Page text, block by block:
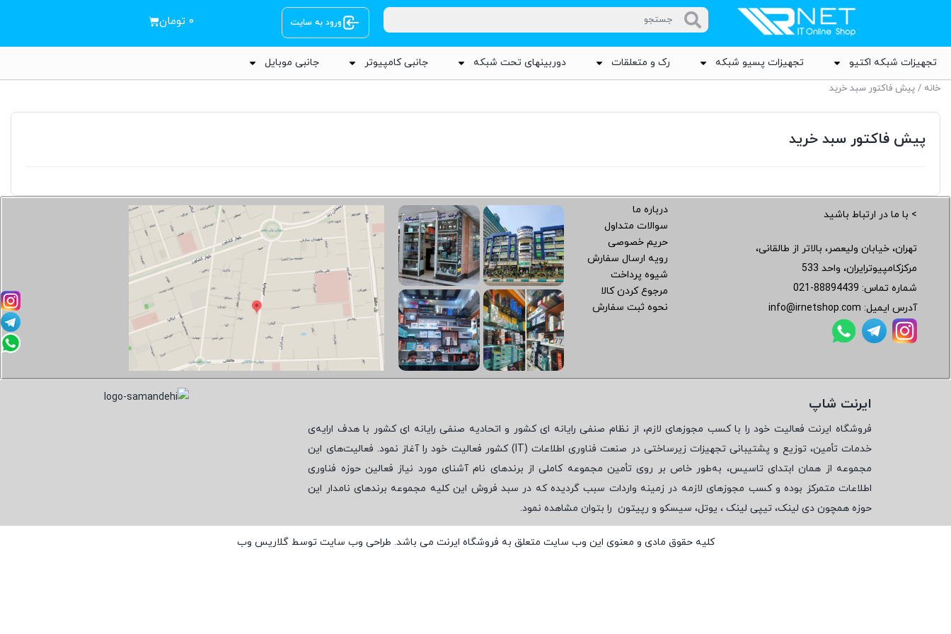
ورود به سایت ۰ تومان
تجهیزات شبکه اکتیو تجهیزات پسیو شبکه رک و متعلقات دوربینهای تحت شبکه جانبی کامپیوتر جانبی موبایل
خانه / پیش فاکتور سبد خرید
پیش فاکتور سبد خرید
> با ما در ارتباط باشید
تهران، خیابان ولیعصر، بالاتر از طالقانی،
مرکزکامپیوترایران، واحد 533
شماره تماس: 021-88894439
آدرس ایمیل: info@irnetshop.com
درباره ما
سوالات متداول
حریم خصوصی
رویه ارسال سفارش
شیوه پرداخت
مرجوع کردن کالا
نحوه ثبت سفارش
ایرنت شاپ
فروشگاه ایرنت فعالیت خود را با کسب مجوزهای لازم، از نظام صنفی رایانه ای کشور و اتحادیه صنفی رایانه ای کشور با هدف ارایه‌ی
خدمات تأمین، توزیع و پشتیبانی تجهیزات زیرساختی در صنعت فناوری اطلاعات (IT) کشور فعالیت خود را آغاز نمود. فعالیت‌های این
مجموعه از همان ابتدای تاسیس، به‌طور خاص بر روی تأمین مجموعه کاملی از برندهای نام آشنای مورد نیاز فعالین حوزه فناوری
اطلاعات متمرکز بوده و کسب مجوزهای لازمه در زمینه واردات سبب گردیده که در سبد فروش این کلیه مجموعه برندهای نامدار این
حوزه همچون دی لینک، تیپی لینک ، یوتل، سیسکو و رپیتون را بتوان مشاهده نمود.
کلیه حقوق مادی و معنوی این وب سایت متعلق به فروشگاه ایرنت می باشد. طراحی وب سایت توسطگلاریس وب